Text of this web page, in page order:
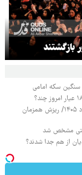
منطقه درمانده
قیمت محصولات ایران خودرو چهارشنبه ۱۴ مرداد ۱۴۰۵/ ریزش همزمان
مشخص شد
از هم جدا شدند؟